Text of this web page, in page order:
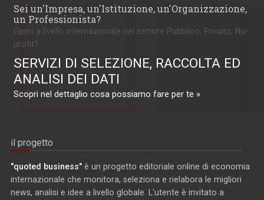
Sei un'Impresa, un'Istituzione, un'Organizzazione,
un Professionista?
Operi a livello internazionale nel settore Pubblico, Privato, No-
profit?
SERVIZI DI SELEZIONE, RACCOLTA ED
ANALISI DEI DATI
Scopri nel dettaglio cosa possiamo fare per te »
il progetto
"quoted business" è un progetto editoriale online di economia
internazionale che monitora, seleziona e rielabora le migliori
news, analisi e idee a livello globale. L'utente è invitato a